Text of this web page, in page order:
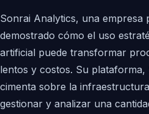
Sonrai Analytics, una empresa
demostrado cómo el uso
artificial puede transformar
lentos y costos. Su plataforma,
cimenta sobre la
gestionar y analizar una